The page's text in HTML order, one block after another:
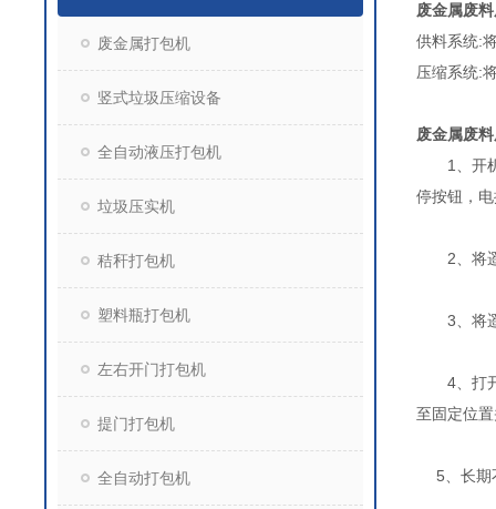
废金属打包机
竖式垃圾压缩设备
全自动液压打包机
垃圾压实机
秸秆打包机
塑料瓶打包机
左右开门打包机
提门打包机
全自动打包机
废金属废
供料系统:
压缩系统:
废金属废
1、开机
停按
2、将遥
3、将遥
4、打开
至固定
5、